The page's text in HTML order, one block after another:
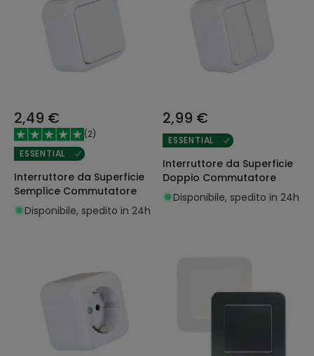
2,49 €
(2)
ESSENTIAL
Interruttore da Superficie
Semplice Commutatore
Disponibile, spedito in 24h
2,99 €
ESSENTIAL
Interruttore da Superficie
Doppio Commutatore
Disponibile, spedito in 24h